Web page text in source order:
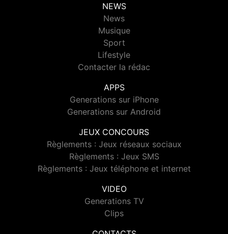
NEWS
News
Musique
Sport
Lifestyle
Contacter la rédac
APPS
Generations sur iPhone
Generations sur Android
JEUX CONCOURS
Règlements : Jeux réseaux sociaux
Règlements : Jeux SMS
Règlements : Jeux téléphone et internet
VIDEO
Generations TV
Clips